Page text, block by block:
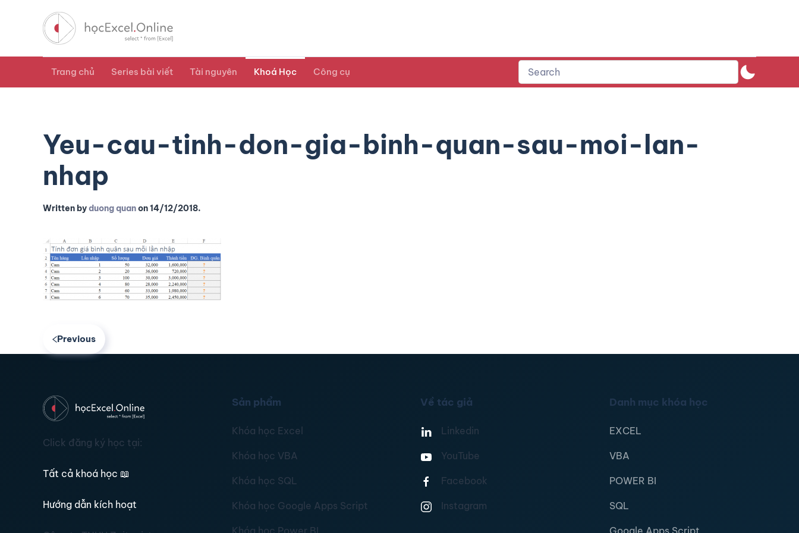
Trang chủ Series bài viết Tài nguyên Khoá Học Công cụ
Yeu-cau-tinh-don-gia-binh-quan-sau-moi-lan-
nhap
Written byduong quanon14/12/2018.
Previous
Click đăng ký học tại:
Tất cả khoá học 📖
Hướng dẫn kích hoạt
Sản phẩm
Khóa học Excel
Khóa học VBA
Khóa học SQL
Khóa học Google Apps Script
Về tác giả
Linkedin
YouTube
Facebook
Instagram
Danh mục khóa học
EXCEL
VBA
POWER BI
SQL